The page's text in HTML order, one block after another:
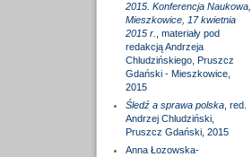
2015. Konferencja Naukowa,
Mieszkowice, 17 kwietnia
2015 r.
, materiały pod
redakcją Andrzeja
Chludzińskiego, Pruszcz
Gdański - Mieszkowice,
2015
Śledź a sprawa polska, red.
Andrzej Chludziński,
Pruszcz Gdański, 2015
Anna Łozowska-